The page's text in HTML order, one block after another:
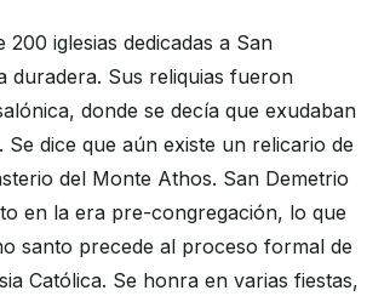
iglesias dedicadas a San
duradera. Sus reliquias fueron
donde se decía que exudaban
dice que aún existe un relicario de
del Monte Athos. San Demetrio
en la era pre-congregación, lo que
santo precede al proceso formal de
Católica. Se honra en varias fiestas,